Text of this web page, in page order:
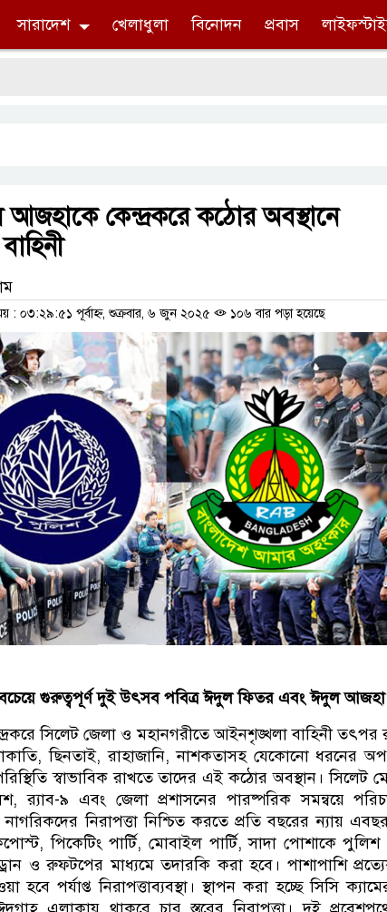
সারাদেশ খেলাধুলা বিনোদন প্রবাস
কেন্দ্রকরে কঠোর অবস্থানে
: ০৩:২৯:৫১ পূর্বাহ্ন, শুক্রবার, ৬ জুন ২০২৫ ১০৬ বার পড়া হয়েছে
গুরুত্বপূর্ণ দুই উৎসব পবিত্র ঈদুল ফিতর এবং ঈদুল
সিলেট জেলা ও মহানগরীতে আইনশৃঙ্খলা বাহিনী তৎপর
ছিনতাই, রাহাজানি, নাশকতাসহ যেকোনো ধরনের
স্বাভাবিক রাখতে তাদের এই কঠোর অবস্থান। সিলেট
র‌্যাব-৯ এবং জেলা প্রশাসনের পারষ্পরিক সমন্বয়ে
নিরাপত্তা নিশ্চিত করতে প্রতি বছরের ন্যায়
পিকেটিং পার্টি, মোবাইল পার্টি, সাদা পোশাকে
ও রুফটপের মাধ্যমে তদারকি করা হবে। পাশাপাশি
হবে পর্যাপ্ত নিরাপত্তাব্যবস্থা। স্থাপন করা হচ্ছে সিসি